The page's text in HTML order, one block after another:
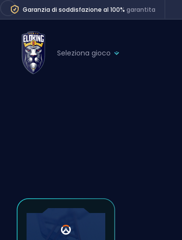
Garanzia di soddisfazione al 100%garantita
Seleziona gioco
Path of Exile 2